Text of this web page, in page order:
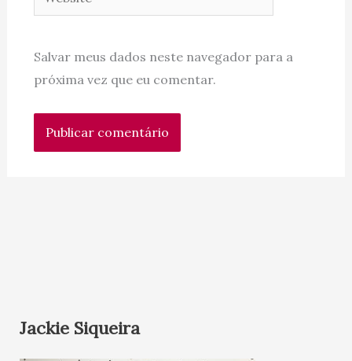
Salvar meus dados neste navegador para a
próxima vez que eu comentar.
Jackie Siqueira